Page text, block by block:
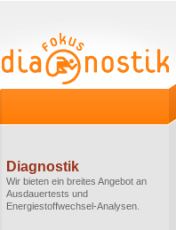
Diagnostik
Wir bieten ein breites Angebot an
Ausdauertests und
Energiestoffwechsel-Analysen.